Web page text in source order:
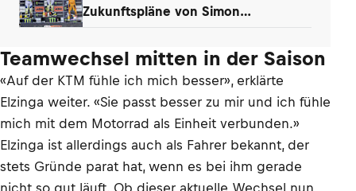
Zukunftspläne von Simon
Teamwechsel mitten in der Saison
«Auf der KTM fühle ich mich besser», erklärte
Elzinga weiter. «Sie passt besser zu mir und ich fühle
mich mit dem Motorrad als Einheit verbunden.»
Elzinga ist allerdings auch als Fahrer bekannt, der
stets Gründe parat hat, wenn es bei ihm gerade
nicht so gut läuft. Ob dieser aktuelle Wechsel nun